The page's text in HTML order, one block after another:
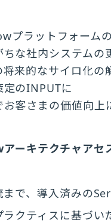
プラットフォーム
ちな社内システムの
将来的なサイロ化の
定のINPUTに
客さまの価値向上
ーキテクチャアセ
で、導入済みの
ラクティスに基づ